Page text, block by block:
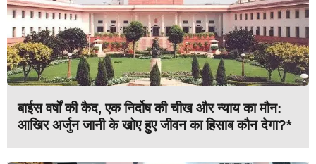
बाईस वर्षों की कैद, एक निर्दोष की चीख और न्याय का मौन:
आखिर अर्जुन जानी के खोए हुए जीवन का हिसाब कौन देगा?*